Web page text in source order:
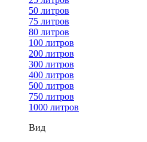
50 литров
75 литров
80 литров
100 литров
200 литров
300 литров
400 литров
500 литров
750 литров
1000 литров
Вид